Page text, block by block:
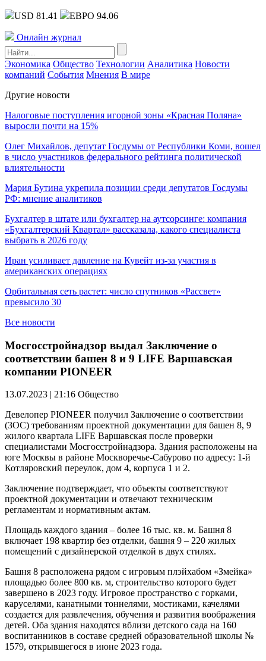
USD 81.41 ЕВРО 94.06
Онлайн журнал
Экономика Общество Технологии Аналитика Новости
компаний События Мнения В мире
Другие новости
Налоговые поступления игорной зоны «Красная Поляна»
выросли почти на 15%
Олег Михайлов, депутат Госдумы от Республики Коми, вошел
в число участников федерального рейтинга политической
влиятельности
Мария Бутина укрепила позиции среди депутатов Госдумы
РФ: мнение аналитиков
Бухгалтер в штате или бухгалтер на аутсорсинге: компания
«Бухгалтерский Квартал» рассказала, какого специалиста
выбрать в 2026 году
Иран усиливает давление на Кувейт из-за участия в
американских операциях
Орбитальная сеть растет: число спутников «Рассвет»
превысило 30
Все новости
Мосгосстройнадзор выдал Заключение о
соответствии башен 8 и 9 LIFE Варшавская
компании PIONEER
13.07.2023 | 21:16 Общество
Девелопер PIONEER получил Заключение о соответствии
(ЗОС) требованиям проектной документации для башен 8, 9
жилого квартала LIFE Варшавская после проверки
специалистами Мосгосстройнадзора. Здания расположены на
юге Москвы в районе Москворечье-Сабурово по адресу: 1-й
Котляровский переулок, дом 4, корпуса 1 и 2.
Заключение подтверждает, что объекты соответствуют
проектной документации и отвечают техническим
регламентам и нормативным актам.
Площадь каждого здания – более 16 тыс. кв. м. Башня 8
включает 198 квартир без отделки, башня 9 – 220 жилых
помещений с дизайнерской отделкой в двух стилях.
Башня 8 расположена рядом с игровым плэйхабом «Змейка»
площадью более 800 кв. м, строительство которого будет
завершено в 2023 году. Игровое пространство с горками,
каруселями, канатными тоннелями, мостиками, качелями
создается для развлечения, обучения и развития воображения
детей. Оба здания находятся вблизи детского сада на 160
воспитанников в составе средней образовательной школы №
1579, открывшегося в июне 2023 года.